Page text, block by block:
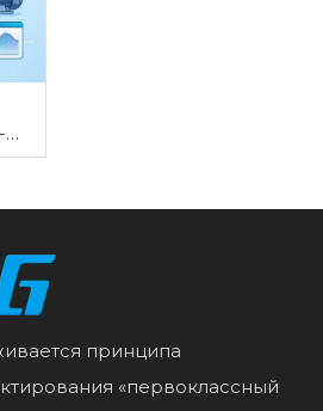
принципа
«первоклассный